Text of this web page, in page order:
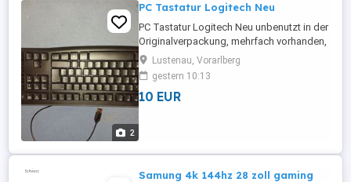
2
PC Tastatur Logitech Neu
PC Tastatur Logitech Neu unbenutzt in der
Originalverpackung, mehrfach vorhanden,
gesamt habe ich 20stk Normaler
Ladenpreis 19 verkaufe sie das Stück um
10
Lustenau, Vorarlberg
gestern 10:13
10 EUR
Samung 4k 144hz 28 zoll gaming